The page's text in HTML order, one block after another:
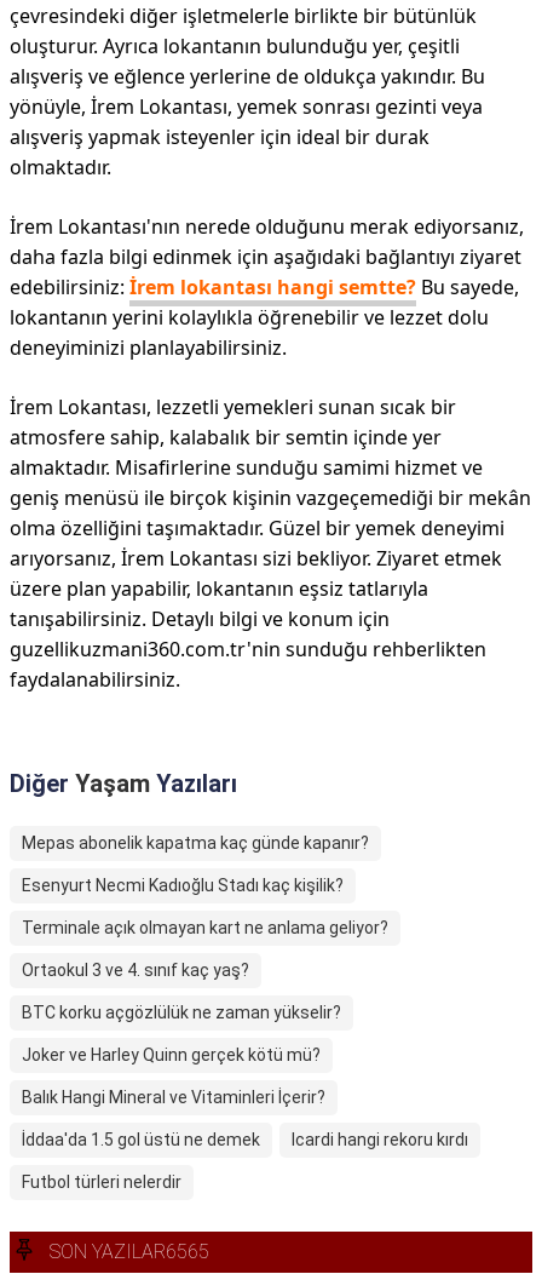
çevresindeki diğer işletmelerle birlikte bir bütünlük
oluşturur. Ayrıca lokantanın bulunduğu yer, çeşitli
alışveriş ve eğlence yerlerine de oldukça yakındır. Bu
yönüyle, İrem Lokantası, yemek sonrası gezinti veya
alışveriş yapmak isteyenler için ideal bir durak
olmaktadır.
İrem Lokantası'nın nerede olduğunu merak ediyorsanız,
daha fazla bilgi edinmek için aşağıdaki bağlantıyı ziyaret
edebilirsiniz: İrem lokantası hangi semtte? Bu sayede,
lokantanın yerini kolaylıkla öğrenebilir ve lezzet dolu
deneyiminizi planlayabilirsiniz.
İrem Lokantası, lezzetli yemekleri sunan sıcak bir
atmosfere sahip, kalabalık bir semtin içinde yer
almaktadır. Misafirlerine sunduğu samimi hizmet ve
geniş menüsü ile birçok kişinin vazgeçemediği bir mekân
olma özelliğini taşımaktadır. Güzel bir yemek deneyimi
arıyorsanız, İrem Lokantası sizi bekliyor. Ziyaret etmek
üzere plan yapabilir, lokantanın eşsiz tatlarıyla
tanışabilirsiniz. Detaylı bilgi ve konum için
guzellikuzmani360.com.tr'nin sunduğu rehberlikten
faydalanabilirsiniz.
Diğer Yaşam Yazıları
Mepas abonelik kapatma kaç günde kapanır?
Esenyurt Necmi Kadıoğlu Stadı kaç kişilik?
Terminale açık olmayan kart ne anlama geliyor?
Ortaokul 3 ve 4. sınıf kaç yaş?
BTC korku açgözlülük ne zaman yükselir?
Joker ve Harley Quinn gerçek kötü mü?
Balık Hangi Mineral ve Vitaminleri İçerir?
İddaa'da 1.5 gol üstü ne demek Icardi hangi rekoru kırdı
Futbol türleri nelerdir
SON YAZILAR6565